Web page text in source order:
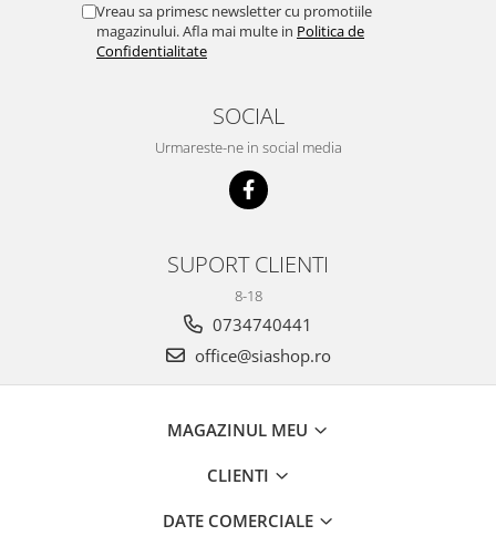
Vreau sa primesc newsletter cu promotiile
magazinului. Afla mai multe in Politica de
Confidentialitate
SOCIAL
Urmareste-ne in social media
SUPORT CLIENTI
8-18
0734740441
office@siashop.ro
MAGAZINUL MEU
CLIENTI
DATE COMERCIALE